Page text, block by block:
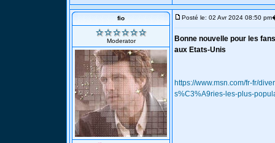
fio
Moderator
Posté le: 02 Avr 2024 08:50 pm
Bonne nouvelle pour les
aux Etats-Unis
https://www.msn.com/fr-fr/
s%C3%A9ries-les-plus-